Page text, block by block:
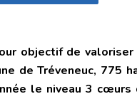
objectif de
de Tréveneuc, 775
le niveau 3